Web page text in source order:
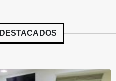
DESTACADOS